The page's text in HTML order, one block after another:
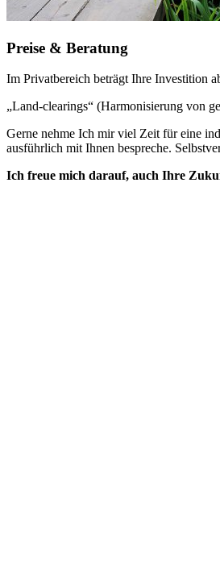
Preise & Beratung
Im Privatbereich beträgt Ihre Investition
„Land-clearings“ (Harmonisierung von
Gerne nehme Ich mir viel Zeit für eine
ausführlich mit Ihnen bespreche.
Ich freue mich darauf, auch Ihre